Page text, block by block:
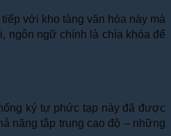
với kho tàng văn hóa này mà
ngôn ngữ chính là chìa khóa để
ký tự phức tạp này đã được
năng tập trung cao độ – những